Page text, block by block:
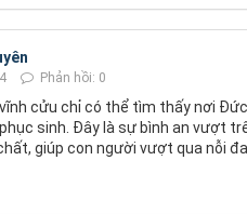
Phản hồi: 0
cửu chỉ có thể tìm thấy nơi
sinh. Đây là sự bình an vượt
giúp con người vượt qua nỗi